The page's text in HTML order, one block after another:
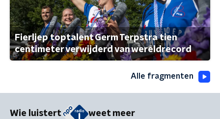
Fierljep toptalent Germ Terpstra tien
centimeter verwijderd van wereldrecord
Alle fragmenten
Wie luistert weet meer